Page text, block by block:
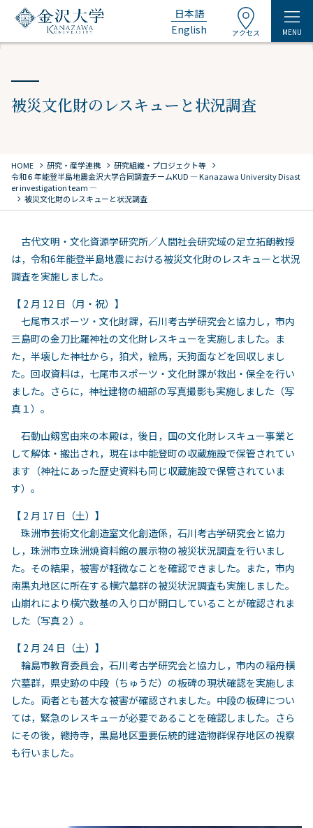
日本語
English
アクセス MENU
被災文化財のレスキューと状況調査
HOME chevron_right 研究・産学連携 chevron_right 研究組織・プロジェクト等 chevron_right
令和６年能登半島地震金沢大学合同調査チームKUD ― Kanazawa University Disast
er investigation team ―
chevron_right 被災文化財のレスキューと状況調査
古代文明・文化資源学研究所／人間社会研究域の足立拓朗教授
は，令和6年能登半島地震における被災文化財のレスキューと状況
調査を実施しました。
【 2 月 12 日（月・祝）】
七尾市スポーツ・文化財課，石川考古学研究会と協力し，市内
三島町の金刀比羅神社の文化財レスキューを実施しました。ま
た，半壊した神社から，狛犬，絵馬，天狗面などを回収しまし
た。回収資料は，七尾市スポーツ・文化財課が救出・保全を行い
ました。さらに，神社建物の細部の写真撮影も実施しました（写
真１）。
石動山剱宮由来の本殿は，後日，国の文化財レスキュー事業と
して解体・搬出され，現在は中能登町の収蔵施設で保管されてい
ます（神社にあった歴史資料も同じ収蔵施設で保管されていま
す）。
【 2 月 17 日（土）】
珠洲市芸術文化創造室文化創造係，石川考古学研究会と協力
し，珠洲市立珠洲焼資料館の展示物の被災状況調査を行いまし
た。その結果，被害が軽微なことを確認できました。また，市内
南黒丸地区に所在する横穴墓群の被災状況調査も実施しました。
山崩れにより横穴数基の入り口が開口していることが確認されま
した（写真２）。
【 2 月 24 日（土）】
輪島市教育委員会，石川考古学研究会と協力し，市内の稲舟横
穴墓群，県史跡の中段（ちゅうだ）の板碑の現状確認を実施しま
した。両者とも甚大な被害が確認されました。中段の板碑につい
ては，緊急のレスキューが必要であることを確認しました。さら
にその後，總持寺，黒島地区重要伝統的建造物群保存地区の視察
も行いました。